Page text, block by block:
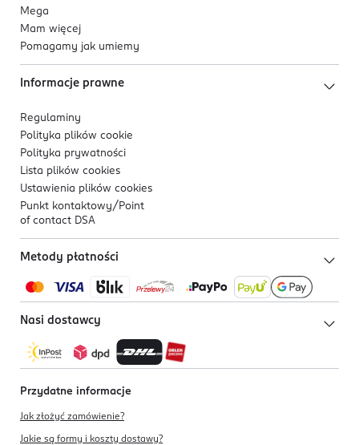
Mega
Mam więcej
Pomagamy jak umiemy
Informacje prawne
Regulaminy
Polityka plików cookie
Polityka prywatności
Lista plików cookies
Ustawienia plików cookies
Punkt kontaktowy/ Point
of contact DSA
Metody płatności
Nasi dostawcy
Przydatne informacje
Jak złożyć zamówienie?
Jakie są formy i koszty dostawy?